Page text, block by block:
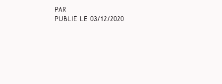
Par
Publié le 03/12/2020